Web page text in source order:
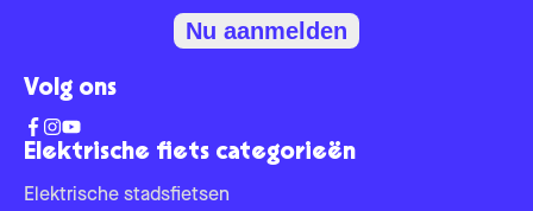
Elektrische fiets categorieën
Elektrische stadsfietsen
Nu aanmelden
Volg ons